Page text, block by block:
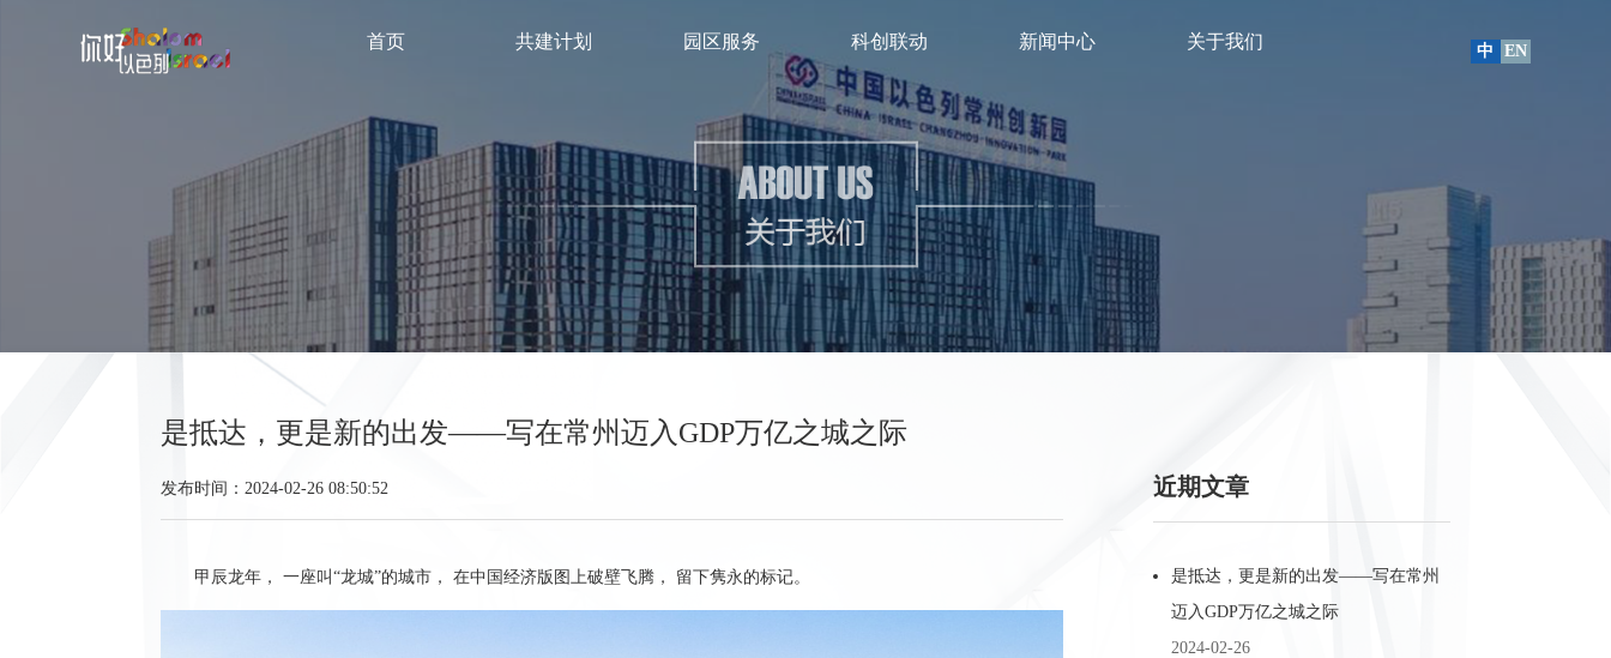
首页 共建计划 园区服务 科创联动 新闻中心 关于我们 中 EN
是抵达，更是新的出发——写在常州迈入GDP万亿之城之际
发布时间：2024-02-26 08:50:52
甲辰龙年， 一座叫“龙城”的城市， 在中国经济版图上破壁飞腾， 留下隽永的标记。
近期文章
是抵达，更是新的出发——写在常州
迈入GDP万亿之城之际
2024-02-26